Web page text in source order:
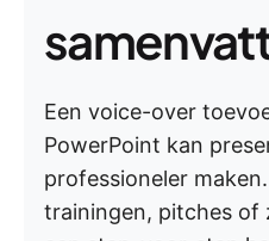
Een voice-over
PowerPoint kan
professioneler
trainingen, pitches of